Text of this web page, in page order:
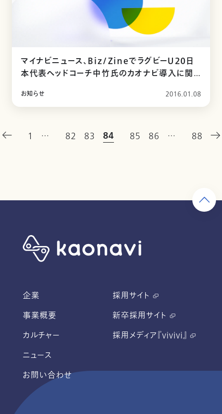
マイナビニュース、Biz/ZineでラグビーU20日
本代表ヘッドコーチ中竹氏のカオナビ導入に関
お知らせ 2016.01.08
1 … 82 83 84 85 86 … 88
企業
事業概要
カルチャー
ニュース
お問い合わせ
採用サイト
新卒採用サイト
採用メディア『vivivi』